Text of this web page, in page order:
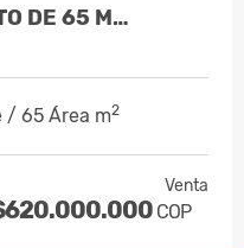
DE 65 M…
/ 65 Área m2
Venta
COP